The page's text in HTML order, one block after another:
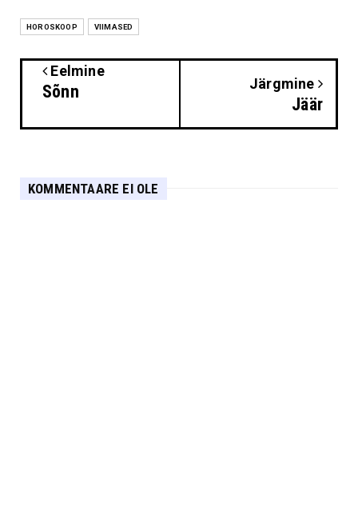
HOROSKOOP VIIMASED
Eelmine
Sõnn Järgmine
Jäär
KOMMENTAARE EI OLE